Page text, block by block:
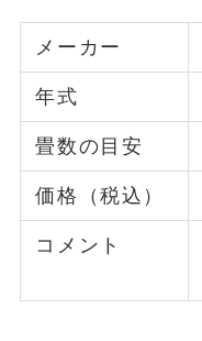
メーカー
年式
畳数の目安
価格（税込）
コメント